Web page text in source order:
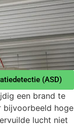
(ASD)
een brand te
bijvoorbeeld hoge
lucht niet